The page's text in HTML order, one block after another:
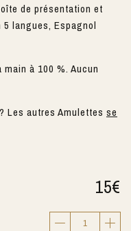
de présentation et
langues, Espagnol
à 100 %. Aucun
Les autres Amulettes se
15€